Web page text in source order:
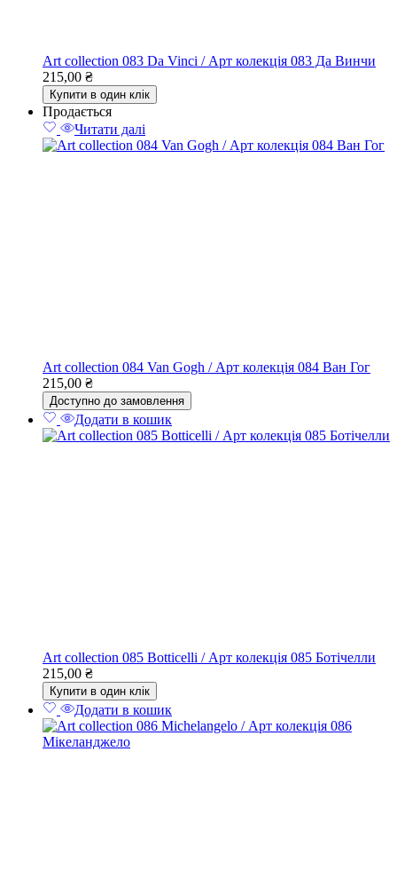
Art collection 083 Da Vinci / Арт колекція 083 Да Винчи
215,00 ₴
Купити в один клік
Продається
Читати далі
Art collection 084 Van Gogh / Арт колекція 084 Ван Гог
215,00 ₴
Доступно до замовлення
Додати в кошик
Art collection 085 Botticelli / Арт колекція 085 Ботічелли
215,00 ₴
Купити в один клік
Додати в кошик